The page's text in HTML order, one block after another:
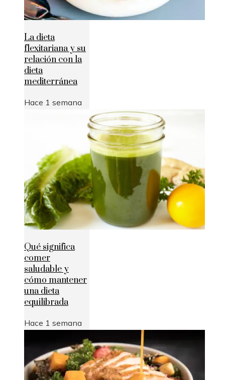
La dieta
flexitariana y su
relación con la
dieta
mediterránea
Hace 1 semana
Qué significa
comer
saludable y
cómo mantener
una dieta
equilibrada
Hace 1 semana